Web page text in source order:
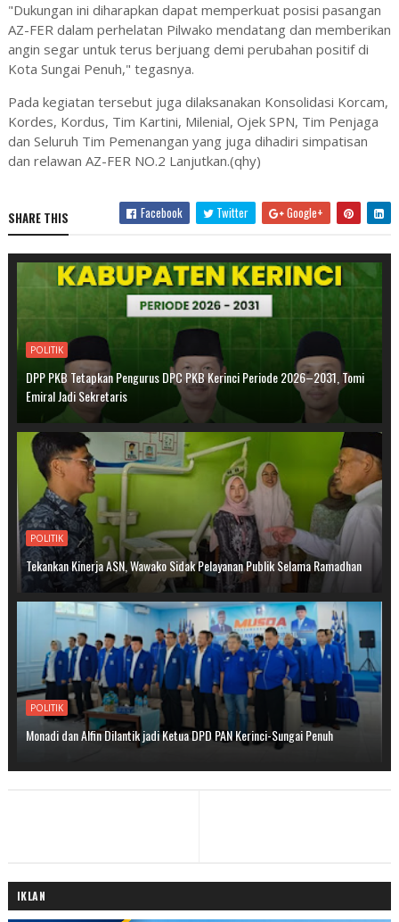
"Dukungan ini diharapkan dapat memperkuat posisi pasangan
AZ-FER dalam perhelatan Pilwako mendatang dan memberikan
angin segar untuk terus berjuang demi perubahan positif di
Kota Sungai Penuh," tegasnya.
Pada kegiatan tersebut juga dilaksanakan Konsolidasi Korcam,
Kordes, Kordus, Tim Kartini, Milenial, Ojek SPN, Tim Penjaga
dan Seluruh Tim Pemenangan yang juga dihadiri simpatisan
dan relawan AZ-FER NO.2 Lanjutkan.(qhy)
SHARE THIS Facebook Twitter Google+
POLITIK
DPP PKB Tetapkan Pengurus DPC PKB Kerinci Periode 2026–2031, Tomi
Emiral Jadi Sekretaris
POLITIK
Tekankan Kinerja ASN, Wawako Sidak Pelayanan Publik Selama Ramadhan
POLITIK
Monadi dan Alfin Dilantik jadi Ketua DPD PAN Kerinci-Sungai Penuh
IKLAN